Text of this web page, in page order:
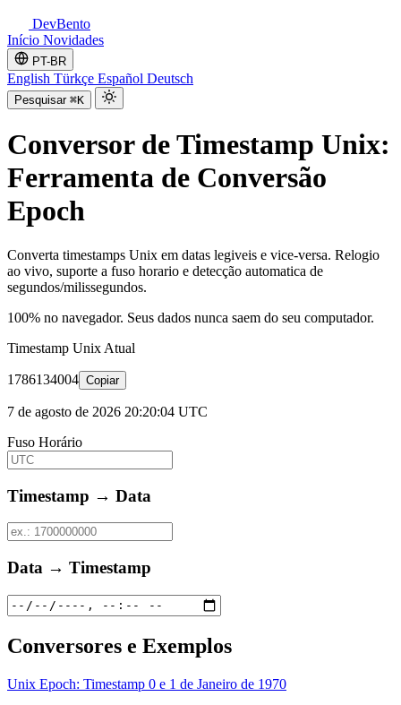
DevBento
Início Novidades
PT-BR
English Türkçe Español Deutsch
Pesquisar ⌘K
Conversor de Timestamp Unix:
Ferramenta de Conversão
Epoch
Converta timestamps Unix em datas legiveis e vice-versa. Relogio
ao vivo, suporte a fuso horario e detecção automatica de
segundos/milissegundos.
100% no navegador. Seus dados nunca saem do seu computador.
Timestamp Unix Atual
1786134004 Copiar
7 de agosto de 2026 20:20:04 UTC
Fuso Horário
Timestamp → Data
Data → Timestamp
Conversores e Exemplos
Unix Epoch: Timestamp 0 e 1 de Janeiro de 1970